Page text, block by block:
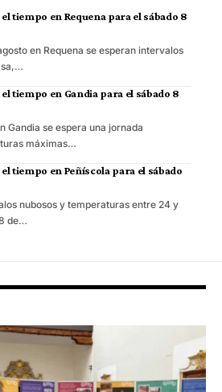
tiempo en Requena para el sábado 8
en Requena se esperan intervalos
tiempo en Gandia para el sábado 8
Gandia se espera una jornada
máximas…
tiempo en Peñíscola para el sábado
nubosos y temperaturas entre 24 y
de…